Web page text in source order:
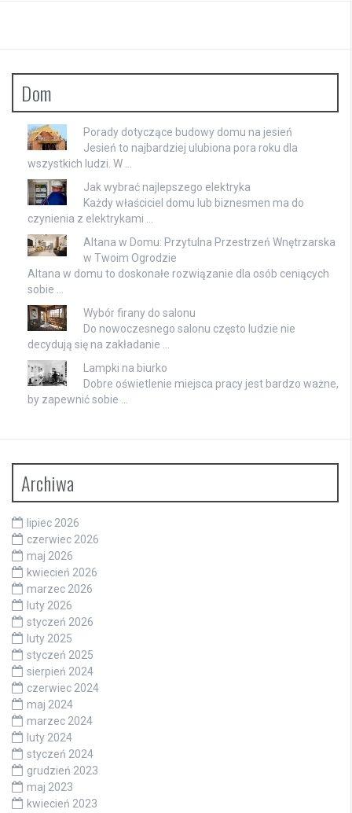
Dom
Porady dotyczące budowy domu na jesień
Jesień to najbardziej ulubiona pora roku dla
wszystkich ludzi. W …
Jak wybrać najlepszego elektryka
Każdy właściciel domu lub biznesmen ma do
czynienia z elektrykami …
Altana w Domu: Przytulna Przestrzeń Wnętrzarska
w Twoim Ogrodzie
Altana w domu to doskonałe rozwiązanie dla osób ceniących
sobie …
Wybór firany do salonu
Do nowoczesnego salonu często ludzie nie
decydują się na zakładanie …
Lampki na biurko
Dobre oświetlenie miejsca pracy jest bardzo ważne,
by zapewnić sobie …
Archiwa
lipiec 2026
czerwiec 2026
maj 2026
kwiecień 2026
marzec 2026
luty 2026
styczeń 2026
luty 2025
styczeń 2025
sierpień 2024
czerwiec 2024
maj 2024
marzec 2024
luty 2024
styczeń 2024
grudzień 2023
maj 2023
kwiecień 2023